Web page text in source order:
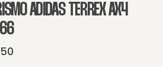
ADIDAS TERREX AX4